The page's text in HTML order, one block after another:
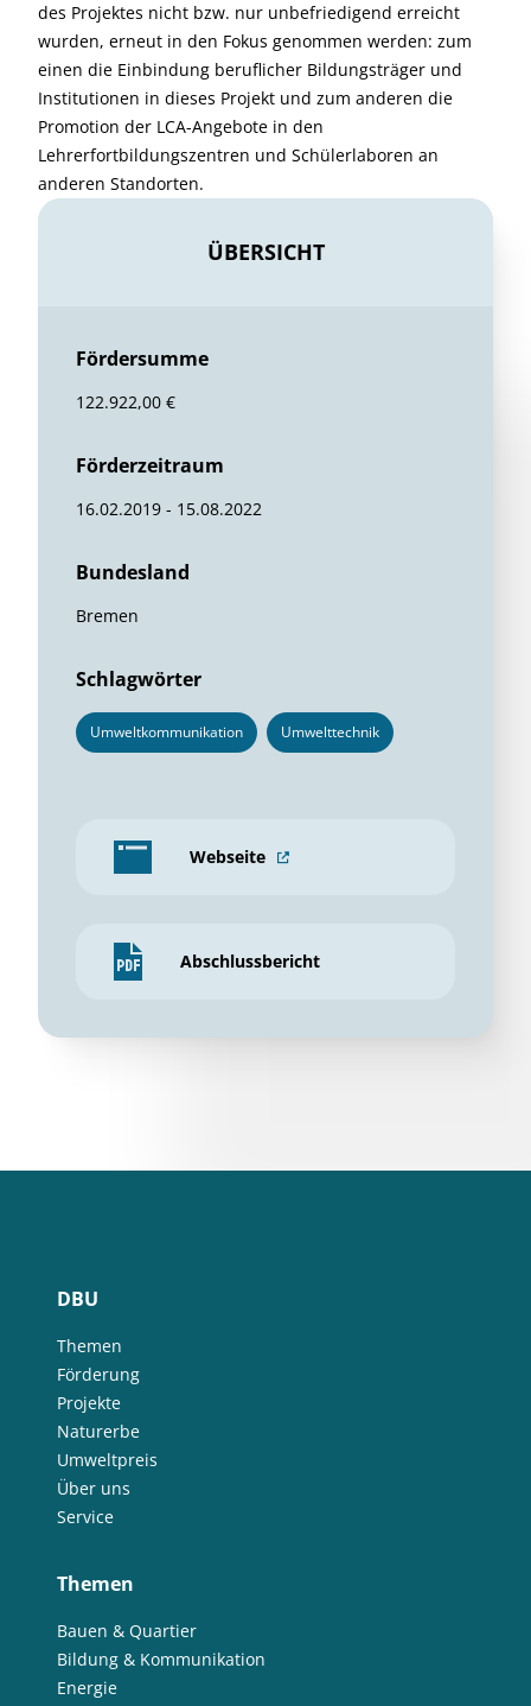
des Projektes nicht bzw. nur unbefriedigend erreicht
wurden, erneut in den Fokus genommen werden: zum
einen die Einbindung beruflicher Bildungsträger und
Institutionen in dieses Projekt und zum anderen die
Promotion der LCA-Angebote in den
Lehrerfortbildungszentren und Schülerlaboren an
anderen Standorten.
ÜBERSICHT
Fördersumme
122.922,00 €
Förderzeitraum
16.02.2019 - 15.08.2022
Bundesland
Bremen
Schlagwörter
Umweltkommunikation Umwelttechnik
Webseite
Abschlussbericht
DBU
Themen
Förderung
Projekte
Naturerbe
Umweltpreis
Über uns
Service
Themen
Bauen & Quartier
Bildung & Kommunikation
Energie